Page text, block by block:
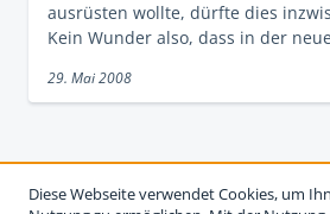
ausrüsten wollte, dürfte dies
Kein Wunder also, dass in der
29. Mai 2008
Diese Webseite verwendet Cookies, um